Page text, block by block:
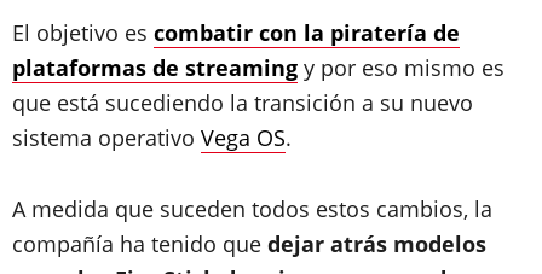
El objetivo es combatir con la piratería de
plataformas de streaming y por eso mismo es
que está sucediendo la transición a su nuevo
sistema operativo Vega OS.
A medida que suceden todos estos cambios, la
compañía ha tenido que dejar atrás modelos